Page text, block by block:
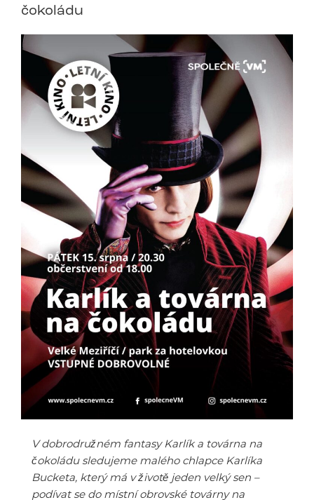
čokoládu
V dobrodružném fantasy Karlík a továrna na
čokoládu sledujeme malého chlapce Karlíka
Bucketa, který má v životě jeden velký sen –
podívat se do místní obrovské továrny na